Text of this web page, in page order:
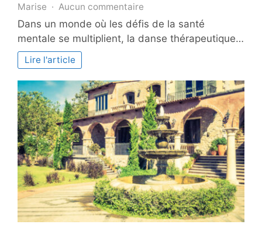
Marise Aucun commentaire
Comment
la
danse
l’accompagnement
des
patients
en
difficulté
Dans un monde où les défis de la santé
mentale se multiplient, la danse thérapeutique…
Lire l'article